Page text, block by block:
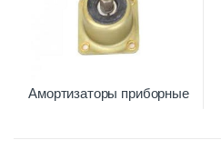
Амортизаторы приборные